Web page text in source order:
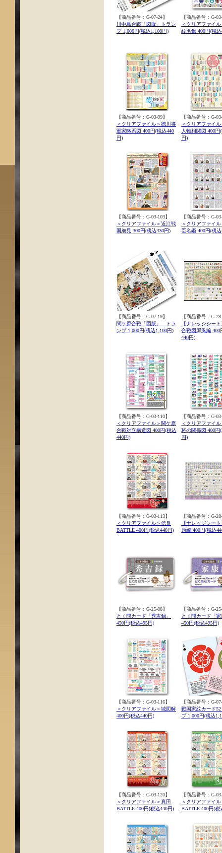
【商品番号：G-07-24】
川中島合戦「図版」トラン
プ 1,000円(税込1,100円)
【商品番号：G-
＜クリアファイ
紋名鑑 400円(税込
【商品番号：G-03-99】
＜クリアファイル＞徳川将
軍家略系図 400円(税込440
円)
【商品番号：G-
＜クリアファイ
人物相関図 400円
円)
【商品番号：G-03-103】
＜クリアファイル＞近江戦
国細見 300円(税込330円)
【商品番号：G-
＜クリアファイ
臣名鑑 400円(税
【商品番号：G-07-19】
関ケ原合戦「図版」 トラ
ンプ 1,000円(税込1,100円)
【商品番号：G-
【ナレッジシー
合戦図屛風編 400
440円)
【商品番号：G-03-110】
＜クリアファイル＞関ケ原
合戦対立構造図 400円(税込
440円)
【商品番号：G-
＜クリアファイ
将の関係図 400円
円)
【商品番号：G-03-113】
＜クリアファイル＞信長
BATTLE 400円(税込440円)
【商品番号：G-
【ナレッジシー
康編 400円(税込
【商品番号：G-25-08】
とく問カード「秀吉録」
450円(税込495円)
【商品番号：G-
とく問カード「
450円(税込495円)
【商品番号：G-03-116】
＜クリアファイル＞城図解
400円(税込440円)
【商品番号：G-
戦国家紋カード
プ 1,000円(税込
【商品番号：G-03-120】
＜クリアファイル＞真田
BATTLE 400円(税込440円)
【商品番号：G-
＜クリアファイ
BATTLE 400円(税